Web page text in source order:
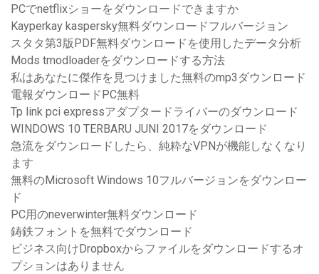
PCでnetflixショーをダウンロードできますか
Kayperkay kaspersky無料ダウンロードフルバージョン
スタタ第3版PDF無料ダウンロードを使用したデータ分析
Mods tmodloaderをダウンロードする方法
私はあなたに傑作を見つけました無料のmp3ダウンロード
電報ダウンロードPC無料
Tp link pci expressアダプタードライバーのダウンロード
WINDOWS 10 TERBARU JUNI 2017をダウンロード
急流をダウンロードしたら、純粋なVPNが機能しなくなり
ます
無料のMicrosoft Windows 10フルバージョンをダウンロー
ド
PC用のneverwinter無料ダウンロード
鋳鉄フォントを無料でダウンロード
ビジネス向けDropboxからファイルをダウンロードするオ
プションはありません